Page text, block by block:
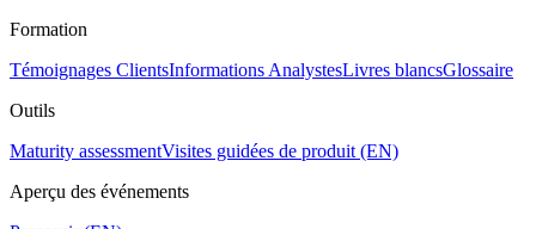
Formation
Témoignages ClientsInformations AnalystesLivres blancsGlossaire
Outils
Maturity assessmentVisites guidées de produit (EN)
Aperçu des événements